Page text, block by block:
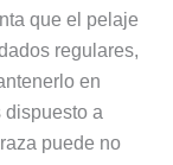
que el pelaje
regulares,
en
dispuesto a
puede no